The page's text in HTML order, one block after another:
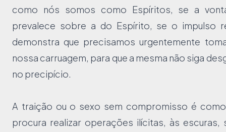
como nós somos como Espíritos, se a
prevalece sobre a do Espírito, se o impulso
demonstra que precisamos urgentemente
nossa carruagem, para que a mesma não siga
no precipício.
A traição ou o sexo sem compromisso é
procura realizar operações ilícitas, às escuras,